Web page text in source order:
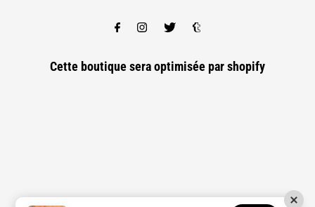
Cette boutique sera optimisée parshopify